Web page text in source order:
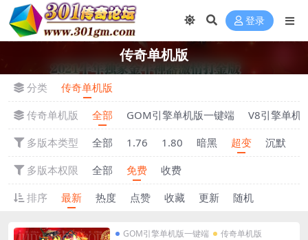
登录
传奇单机版
分类
传奇单机版
传奇单机版
全部 GOM引擎单机版一键端
V8引擎单机
多版本类型
全部 1.76 1.80 暗黑 超变 沉默
多版本权限
全部 免费
收费
排序
最新 热度 点赞 收藏 更新 随机
GOM引擎单机版一键端 传奇单机版